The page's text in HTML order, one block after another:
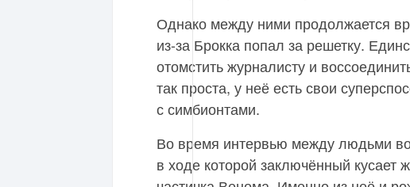
Однако между ними продолжается
из-за Брокка попал за решетку.
отомстить журналисту и
так проста, у неё есть свои
с симбионтами.
Во время интервью между людьми
в ходе которой заключённый кусает